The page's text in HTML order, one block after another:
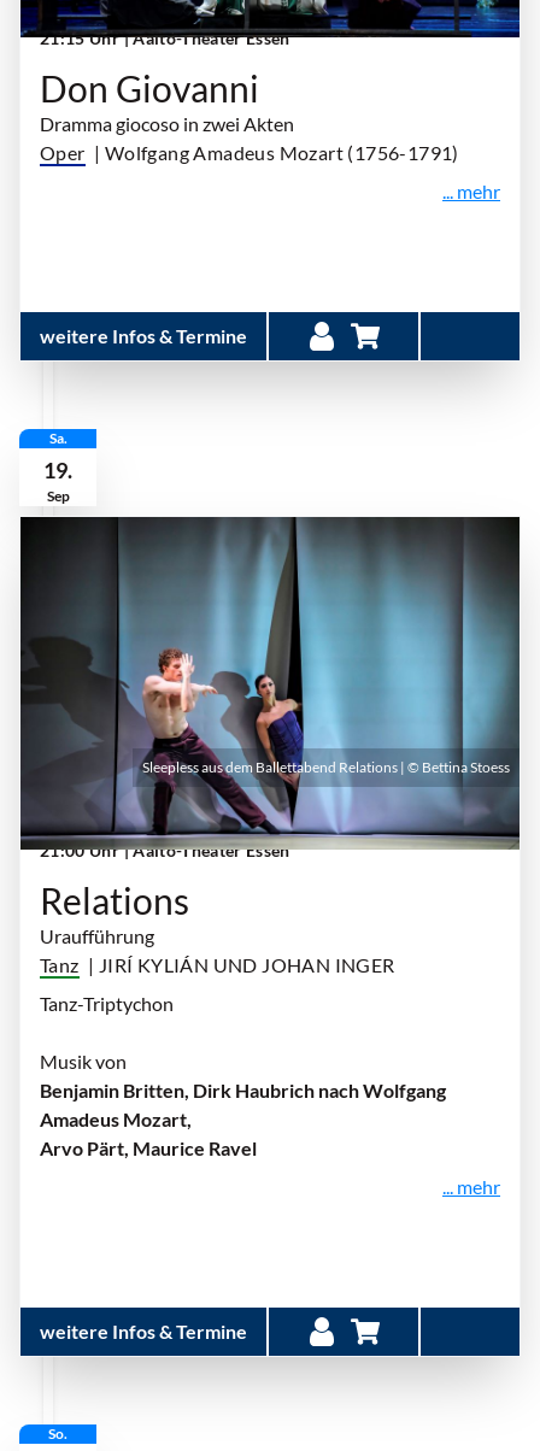
Sonntag, 13. September 2026 | 18:00 Uhr -
21:15 Uhr| Aalto-Theater Essen
Don Giovanni
Dramma giocoso in zwei Akten
Oper | Wolfgang Amadeus Mozart (1756-1791)
... mehr
weitere Infos & Termine
Sa.
19.
Sep
Samstag, 19. September 2026 | 19:00 Uhr -
21:00 Uhr| Aalto-Theater Essen
Relations
Uraufführung
Tanz | JIRÍ KYLIÁN UND JOHAN INGER
Tanz-Triptychon
Musik von
Benjamin Britten, Dirk Haubrich nach Wolfgang
Amadeus Mozart,
Arvo Pärt, Maurice Ravel
... mehr
weitere Infos & Termine
Sleepless aus dem Ballettabend Relations | © Bettina Stoess
So.